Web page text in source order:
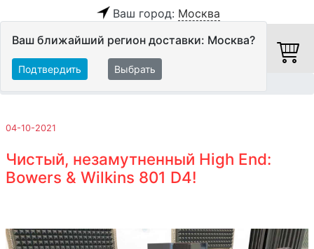
Ваш город: Москва
Ваш ближайший регион доставки: Москва?
Подтвердить Выбрать
04-10-2021
Чистый, незамутненный High End:
Bowers & Wilkins 801 D4!